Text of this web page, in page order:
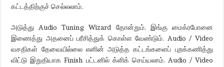
கட்டத்திற்குச் செல்லலாம்.
அடுத்து Audio Tuning Wizard தோன்றும். இங்கு மைக்ரபோனை
இணைத்து அதனைப் பரீசித்துக் கொள்ள வேண்டும். Audio / Video
வசதிகள் தேவையில்லை எனின் அடுத்த கட்டங்களைப் புறக்கணித்து
விட்டு இறுதியாக Finish பட்டனில் க்ளிக் செய்யலாம். Audio / Video